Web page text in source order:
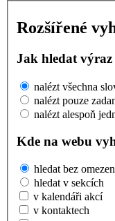
Rozšířené
Jak hledat výraz
nalézt všechna
nalézt pouze
nalézt alespoň
Kde na webu
hledat bez
hledat v sekcích
v kalendáři akcí
v kontaktech